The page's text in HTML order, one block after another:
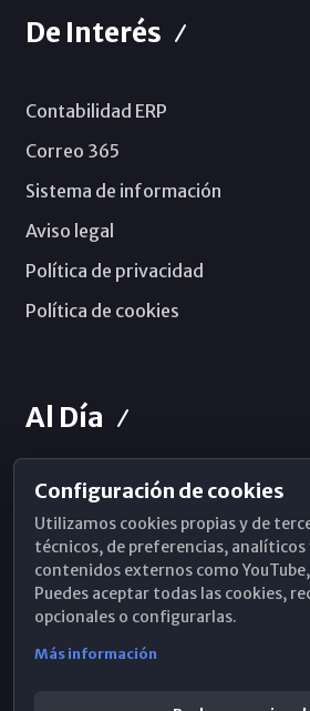
De Interés
Contabilidad ERP
Correo 365
Sistema de información
Aviso legal
Política de privacidad
Política de cookies
Al Día
Horarios de Misa
Hemeroteca
WhatsApp
Configuración de cookies
Utilizamos cookies propias y de
técnicos, de preferencias,
contenidos externos como
Puedes aceptar todas las cookies,
opcionales o configurarlas.
Más información